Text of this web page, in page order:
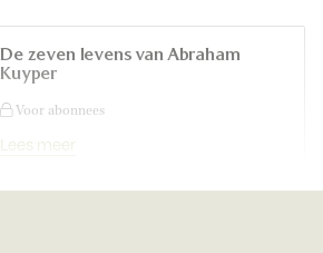
De zeven levens van Abraham
Kuyper
Voor abonnees
Lees meer